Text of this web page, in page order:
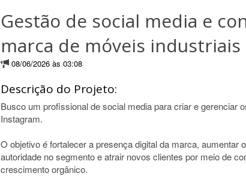
Gestão de social media e
marca de móveis industriais
08/06/2026 às 03:08
Descrição do Projeto:
Busco um profissional de social media para criar e gerenciar
Instagram.
O objetivo é fortalecer a presença digital da marca, aumentar
autoridade no segmento e atrair novos clientes por meio de
crescimento orgânico.